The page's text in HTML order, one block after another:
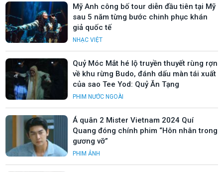
Mỹ Anh công bố tour diễn đầu tiên tại Mỹ
sau 5 năm từng bước chinh phục khán
giả quốc tế
NHẠC VIỆT
Quỷ Móc Mắt hé lộ truyền thuyết rùng rợn
về khu rừng Budo, đánh dấu màn tái xuất
của sao Tee Yod: Quỷ Ăn Tạng
PHIM NƯỚC NGOÀI
Á quân 2 Mister Vietnam 2024 Quí
Quang đóng chính phim “Hôn nhân trong
gương vỡ”
PHIM ẢNH